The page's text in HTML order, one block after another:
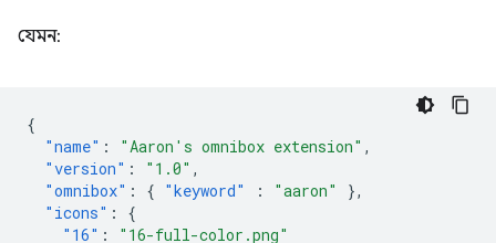
যেমন:
{
"name" : "Aaron's omnibox extension" ,
"version" : "1.0" ,
"omnibox" : { "keyword" : "aaron"
},
"icons" :
{
"16" :
"16-full-color.png"